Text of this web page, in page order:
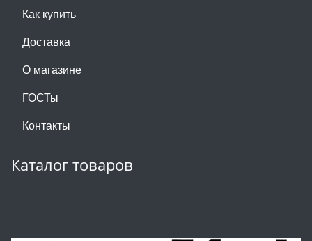
Как купить
Доставка
О магазине
ГОСТы
Контакты
Каталог товаров